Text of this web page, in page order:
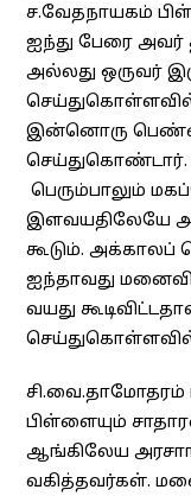
ச.வேதநாயகம்
ஐந்து பேரை
அல்லது ஒருவர்
இன்னொரு
செய்துகொண்டார்.
பெரும்பாலும்
இளவயதிலேயே
கூடும். அக்காலப்
ஐந்தாவது
வயது
சி.வை.தாமோதரம்
பிள்ளையும்
ஆங்கிலேய
வகித்தவர்கள்.